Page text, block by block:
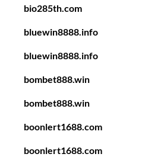
bio285th.com
bluewin8888.info
bluewin8888.info
bombet888.win
bombet888.win
boonlert1688.com
boonlert1688.com